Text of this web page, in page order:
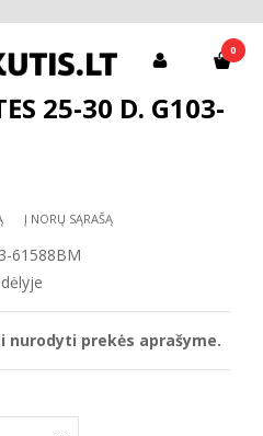
0
25-30 D. G103-
Į NORŲ SĄRAŠĄ
61588BM
prekės aprašyme.